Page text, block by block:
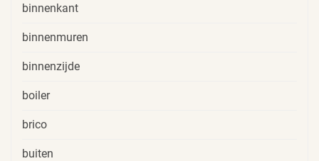
binnenkant
binnenmuren
binnenzijde
boiler
brico
buiten